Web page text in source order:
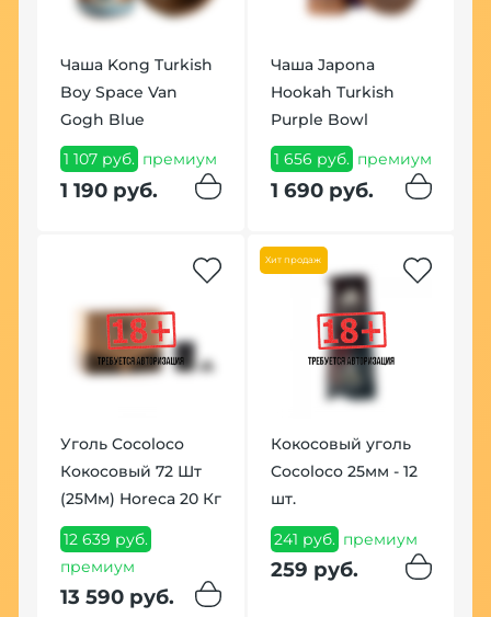
Чаша Kong Turkish
Boy Space Van
Gogh Blue
1 107 руб. премиум
1 190 руб.
Чаша Japona
Hookah Turkish
Purple Bowl
1 656 руб. премиум
1 690 руб.
Уголь Cocoloco
Кокосовый 72 Шт
(25Мм) Horeca 20 Кг
12 639 руб.
премиум
13 590 руб.
Хит продаж
Кокосовый уголь
Cocoloco 25мм - 12
шт.
241 руб. премиум
259 руб.